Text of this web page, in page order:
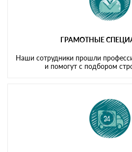
ГРАМОТНЫЕ
Наши сотрудники прошли
и помогут с подбором